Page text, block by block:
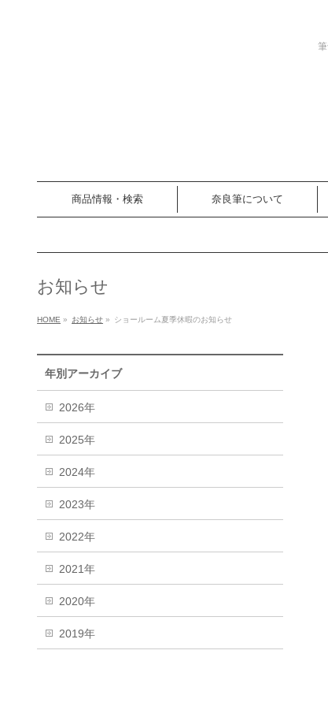
商品情報・検索 奈良筆について
お知らせ
HOME » お知らせ » ショールーム夏季休暇のお知らせ
年別アーカイブ
2026年
2025年
2024年
2023年
2022年
2021年
2020年
2019年